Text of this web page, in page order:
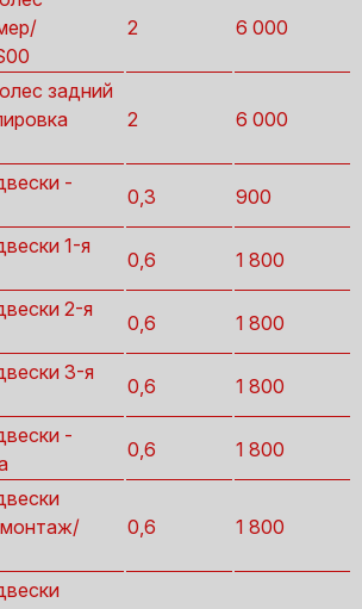
2 6 000
задний
2 6 000
-
0,3 900
1-я
0,6 1 800
2-я
0,6 1 800
3-я
0,6 1 800
-
0,6 1 800
0,6 1 800